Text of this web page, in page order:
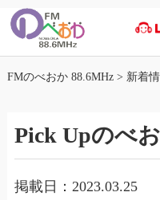
FMのべおか 88.6MHz> 新着
Pick Upのべ
掲載日：2023.03.25